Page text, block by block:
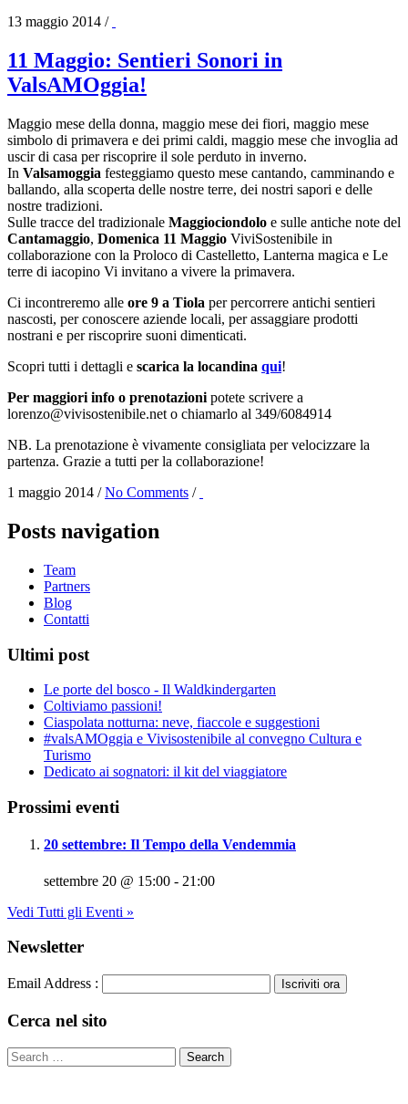
13 maggio 2014 /
11 Maggio: Sentieri Sonori in
ValsAMOggia!
Maggio mese della donna, maggio mese dei fiori, maggio mese
simbolo di primavera e dei primi caldi, maggio mese che invoglia ad
uscir di casa per riscoprire il sole perduto in inverno.
In Valsamoggia festeggiamo questo mese cantando, camminando e
ballando, alla scoperta delle nostre terre, dei nostri sapori e delle
nostre tradizioni.
Sulle tracce del tradizionale Maggiociondolo e sulle antiche note del
Cantamaggio, Domenica 11 Maggio ViviSostenibile in
collaborazione con la Proloco di Castelletto, Lanterna magica e Le
terre di iacopino Vi invitano a vivere la primavera.
Ci incontreremo alle ore 9 a Tiola per percorrere antichi sentieri
nascosti, per conoscere aziende locali, per assaggiare prodotti
nostrani e per riscoprire suoni dimenticati.
Scopri tutti i dettagli e scarica la locandina qui!
Per maggiori info o prenotazioni potete scrivere a
lorenzo@vivisostenibile.net o chiamarlo al 349/6084914
NB. La prenotazione è vivamente consigliata per velocizzare la
partenza. Grazie a tutti per la collaborazione!
1 maggio 2014 / No Comments /
Posts navigation
Team
Partners
Blog
Contatti
Ultimi post
Le porte del bosco - Il Waldkindergarten
Coltiviamo passioni!
Ciaspolata notturna: neve, fiaccole e suggestioni
#valsAMOggia e Vivisostenibile al convegno Cultura e
Turismo
Dedicato ai sognatori: il kit del viaggiatore
Prossimi eventi
20 settembre: Il Tempo della Vendemmia
settembre 20 @ 15:00 - 21:00
Vedi Tutti gli Eventi »
Newsletter
Email Address :
Cerca nel sito